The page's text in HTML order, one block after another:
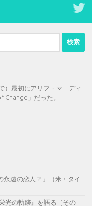
）最初にアリフ・マーディ
Change」だった。
永遠の恋人？」（米・タイ
光の軌跡』を語る（その